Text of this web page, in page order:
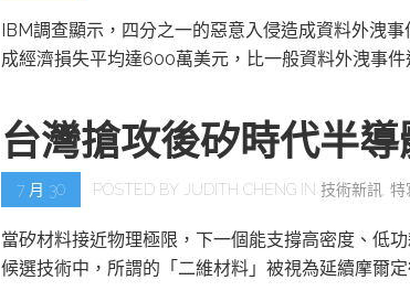
IBM調查顯示，四分之一的惡意入侵造成資料外洩
成經濟損失平均達600萬美元，比一般資料外洩事
台灣搶攻後矽時代半
7 月 30 POSTED BY JUDITH CHENG IN 技術新訊 特
當矽材料接近物理極限，下一個能支撐高密度、低
候選技術中，所謂的「二維材料」被視為延續摩爾